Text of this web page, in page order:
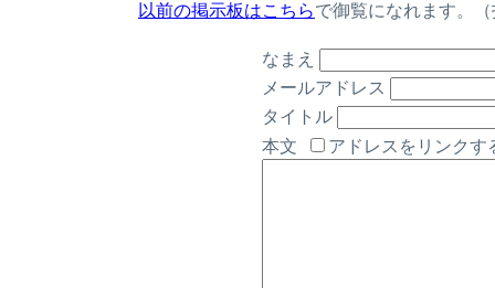
以前の掲示板はこちらで御覧になれます。
なまえ
メールアドレス
タイトル
本文
アドレスをリンク